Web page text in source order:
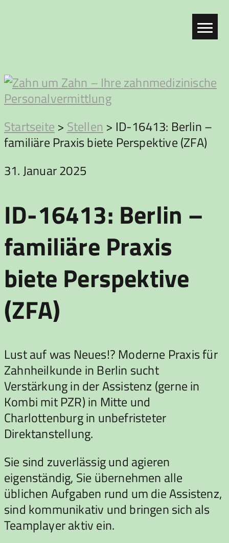
Zahn
um
Zahn
Startseite > Stellen > ID-16413: Berlin –
familiäre Praxis biete Perspektive (ZFA)
31. Januar 2025
ID-16413: Berlin –
familiäre Praxis
biete Perspektive
(ZFA)
Lust auf was Neues!? Moderne Praxis für
Zahnheilkunde in Berlin sucht
Verstärkung in der Assistenz (gerne in
Kombi mit PZR) in Mitte und
Charlottenburg in unbefristeter
Direktanstellung.
Sie sind zuverlässig und agieren
eigenständig, Sie übernehmen alle
üblichen Aufgaben rund um die Assistenz,
sind kommunikativ und bringen sich als
Teamplayer aktiv ein.